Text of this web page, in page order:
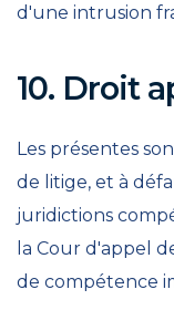
d'une intrusion
10. Droit
Les présentes
de litige, et à
juridictions
la Cour d'appel
de compétence